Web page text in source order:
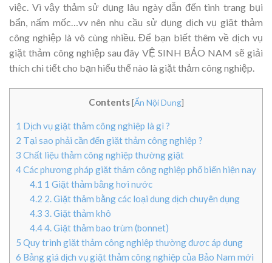
việc. Vì vậy thảm sử dụng lâu ngày dẫn đến tình trang bụi
bẩn, nấm mốc…vv nên nhu cầu sử dụng dịch vụ giặt thảm
công nghiệp là vô cùng nhiều. Để bạn biết thêm về dịch vụ
giặt thảm công nghiệp sau đây VỆ SINH BẢO NAM sẽ giải
thích chi tiết cho bạn hiểu thế nào là giặt thảm công nghiệp.
Contents [Ẩn Nội Dung]
1 Dịch vụ giặt thảm công nghiệp là gì ?
2 Tại sao phải cần đến giặt thảm công nghiệp ?
3 Chất liệu thảm công nghiệp thường giặt
4Các phương pháp giặt thảm công nghiệp phổ biến hiện nay
4.1 1 Giặt thảm bằng hơi nước
4.2 2. Giặt thảm bằng các loại dung dịch chuyên dụng
4.3 3. Giặt thảm khô
4.44. Giặt thảm bao trùm (bonnet)
5 Quy trình giặt thảm công nghiệp thường được áp dụng
6 Bảng giá dịch vụ giặt thảm công nghiệp của Bảo Nam mới